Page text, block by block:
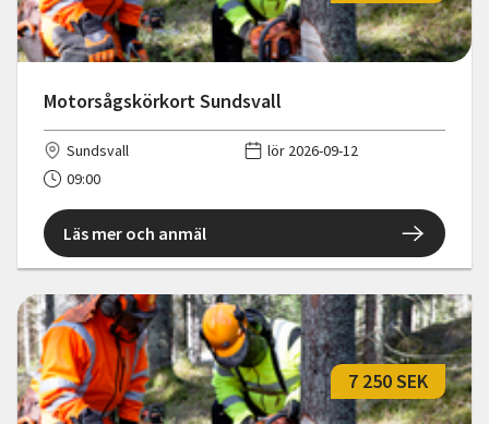
Motorsågskörkort Sundsvall
Sundsvall
lör 2026-09-12
09:00
Läs mer och anmäl
7 250 SEK